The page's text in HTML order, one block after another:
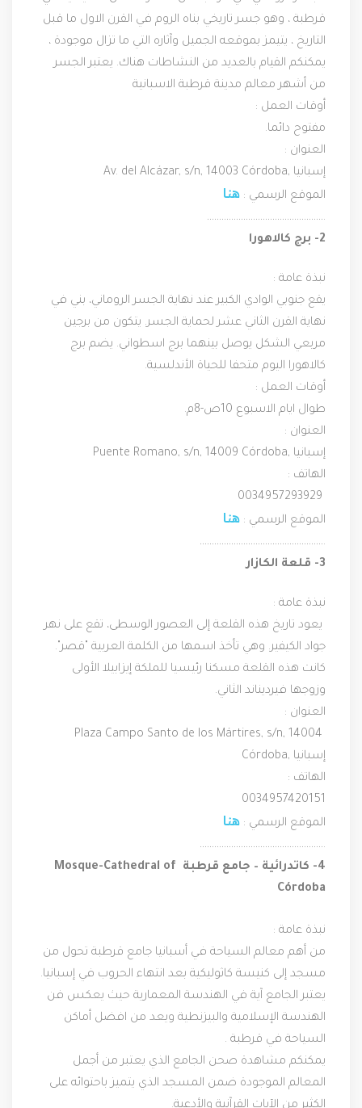
من أشهر معالم مدينة قرطبة الاسبانية
أوقات العمل :
مفتوح دائما.
العنوان :
Av. del Alcázar, s/n, 14003 Córdoba, إسبانيا
الموقع الرسمي : هنا
………………………………………….
2- برج كالاهورا
نبذة عامة :
كالاهورا اليوم متحفا للحياة الأندلسية.
أوقات العمل :
طوال ايام الاسبوع 10ص-8م.
العنوان :
Puente Romano, s/n, 14009 Córdoba, إسبانيا
الهاتف :
الموقع الرسمي : هنا
…………………………………………….
3- قلعة الكازار
نبذة عامة :
وزوجها فيرديناند الثاني.
العنوان :
Córdoba, إسبانيا
الهاتف :
0034957420151
الموقع الرسمي : هنا
…………………………………………….
4- كاتدرائية – جامع قرطبة Mosque-Cathedral of
Córdoba
نبذة عامة :
مسجد إلى كنيسة كاثوليكية بعد انتهاء الحروب في إسبانيا.
السياحة في قرطبة .